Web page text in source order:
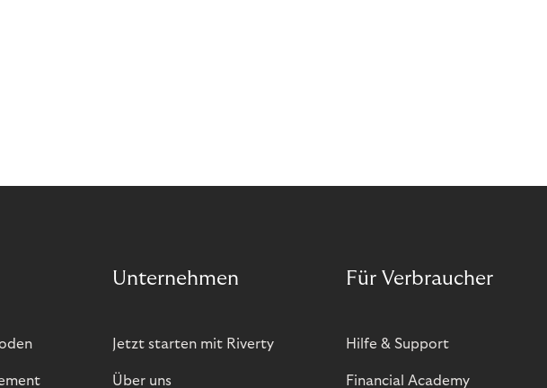
Unternehmen
Jetzt starten mit Riverty
Über uns
Für Verbraucher
Hilfe & Support
Financial Academy